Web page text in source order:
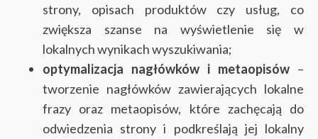
strony, opisach produktów czy usług, co
zwiększa szanse na wyświetlenie się w
lokalnych wynikach wyszukiwania;
optymalizacja nagłówków i metaopisów –
tworzenie nagłówków zawierających lokalne
frazy oraz metaopisów, które zachęcają do
odwiedzenia strony i podkreślają jej lokalny